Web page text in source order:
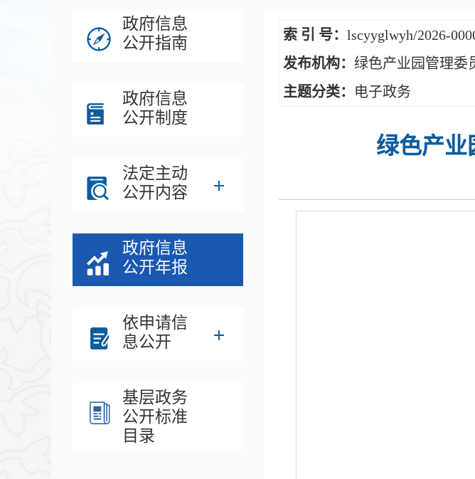
政府信息
公开指南
政府信息
公开制度
法定主动
公开内容
政府信息
公开年报
依申请信
息公开
基层政务
公开标准
目录
索 引 号： lscyyglwyh/2026-
发布机构： 绿色产业园管理委
主题分类： 电子政务
绿色产业